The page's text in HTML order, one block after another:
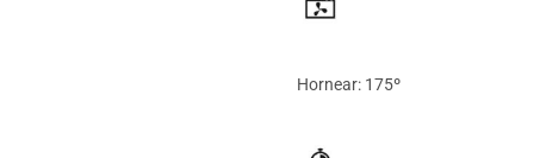
Hornear: 175º